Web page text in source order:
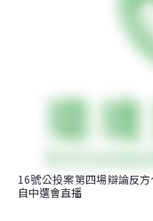
16號公投案第四場辯論反
自中選會直播